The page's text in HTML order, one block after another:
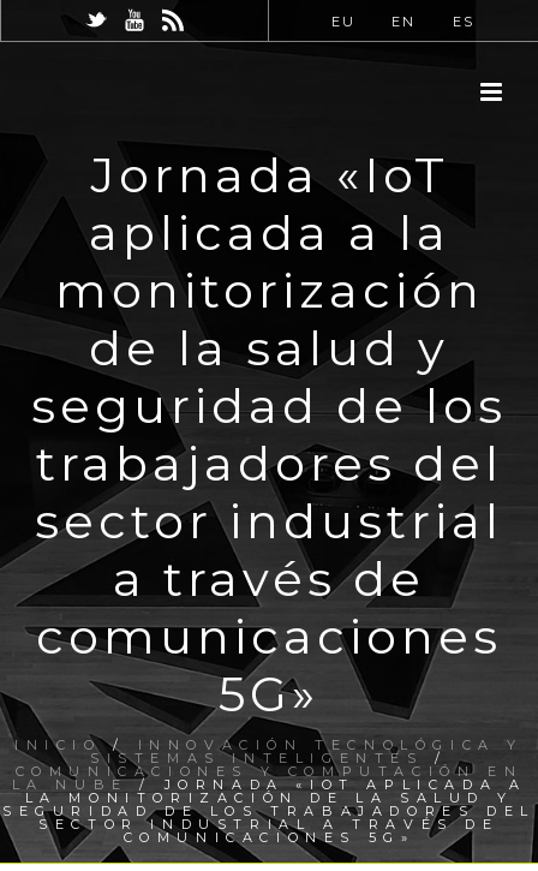
EU EN ES
Jornada «IoT
aplicada a la
monitorización
de la salud y
seguridad de los
trabajadores del
sector industrial
a través de
comunicaciones
5G»
INICIO/ INNOVACIÓN TECNOLÓGICA Y
SISTEMAS INTELIGENTES /
COMUNICACIONES Y COMPUTACIÓN EN
LA NUBE/ JORNADA «IOT APLICADA A
LA MONITORIZACIÓN DE LA SALUD Y
SEGURIDAD DE LOS TRABAJADORES DEL
SECTOR INDUSTRIAL A TRAVÉS DE
COMUNICACIONES 5G»